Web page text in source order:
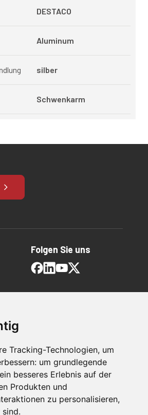
Tracking-Technologien, um
um grundlegende
besseres Erlebnis auf der
Produkten und
zu personalisieren,
sind.
DESTACO
Aluminum
silber
Schwenkarm
Folgen Sie uns